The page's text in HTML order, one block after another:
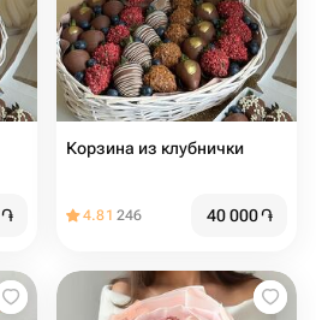
֏
Корзина из клубнички
4.81 246 40 000֏